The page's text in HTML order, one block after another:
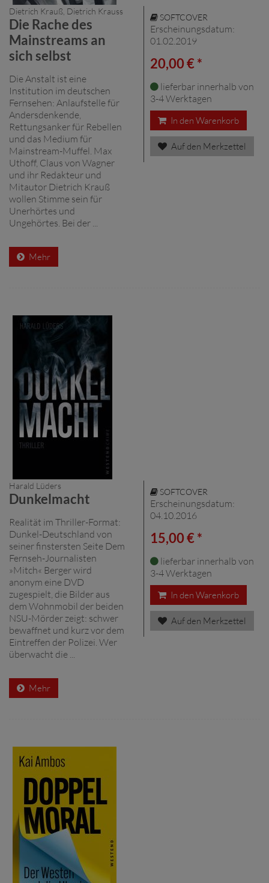
Dietrich Krauß, Dietrich Krauss
Die Rache des
Mainstreams an
sich selbst
Die Anstalt ist eine
Institution im deutschen
Fernsehen: Anlaufstelle für
Andersdenkende,
Rettungsanker für Rebellen
und das Medium für
Mainstream-Muffel. Max
Uthoff, Claus von Wagner
und ihr Redakteur und
Mitautor Dietrich Krauß
wollen Stimme sein für
Unerhörtes und
Ungehörtes. Bei der ...
Mehr
SOFTCOVER
Erscheinungsdatum:
01.02.2019
20,00 € *
lieferbar innerhalb von
3-4 Werktagen
In den Warenkorb
Auf den Merkzettel
Harald Lüders
Dunkelmacht
Realität im Thriller-Format:
Dunkel-Deutschland von
seiner finstersten Seite Dem
Fernseh-Journalisten
»Mitch« Berger wird
anonym eine DVD
zugespielt, die Bilder aus
dem Wohnmobil der beiden
NSU-Mörder zeigt: schwer
bewaffnet und kurz vor dem
Eintreffen der Polizei. Wer
überwacht die ...
Mehr
SOFTCOVER
Erscheinungsdatum:
04.10.2016
15,00 € *
lieferbar innerhalb von
3-4 Werktagen
In den Warenkorb
Auf den Merkzettel